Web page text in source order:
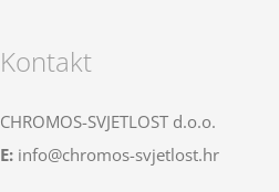
Kontakt
CHROMOS-SVJETLOST d.o.o.
E: info@chromos-svjetlost.hr